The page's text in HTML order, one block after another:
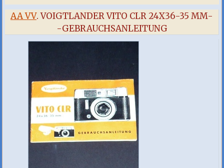
AA VV. VOIGTLANDER VITO CLR 24X36-35 MM-
-GEBRAUCHSANLEITUNG